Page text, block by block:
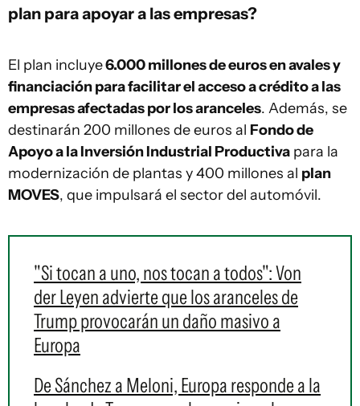
plan para apoyar a las empresas?
El plan incluye6.000 millones de euros en avales y
financiación para facilitar el acceso a crédito a las
empresas afectadas por los aranceles. Además, se
destinarán 200 millones de euros al Fondo de
Apoyo a la Inversión Industrial Productiva para la
modernización de plantas y 400 millones al plan
MOVES, que impulsará el sector del automóvil.
"Si tocan a uno, nos tocan a todos": Von
der Leyen advierte que los aranceles de
Trump provocarán un daño masivo a
Europa
De Sánchez a Meloni, Europa responde a la